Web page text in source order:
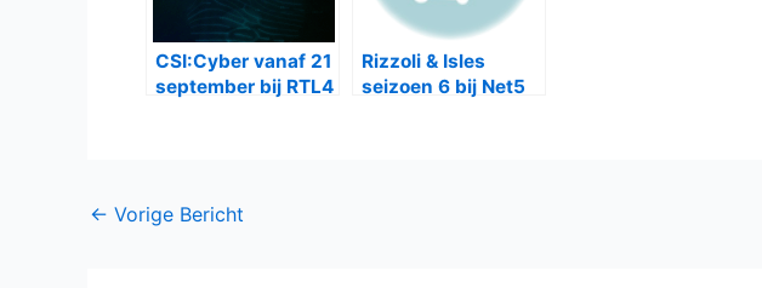
CSI:Cyber vanaf 21
september bij RTL4
Rizzoli & Isles
seizoen 6 bij Net5
Bericht
← Vorige Bericht